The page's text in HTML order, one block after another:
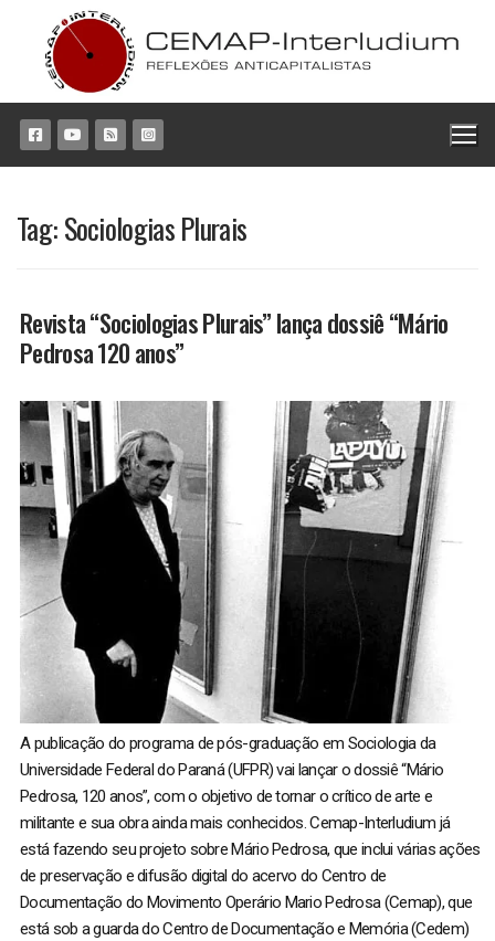
conteúdo
Tag:Sociologias Plurais
Revista “Sociologias Plurais” lança dossiê “Mário
Pedrosa 120 anos”
A publicação do programa de pós-graduação em Sociologia da
Universidade Federal do Paraná (UFPR) vai lançar o dossiê “Mário
Pedrosa, 120 anos”, com o objetivo de tornar o crítico de arte e
militante e sua obra ainda mais conhecidos. Cemap-Interludium já
está fazendo seu projeto sobre Mário Pedrosa, que inclui várias ações
de preservação e difusão digital do acervo do Centro de
Documentação do Movimento Operário Mario Pedrosa (Cemap), que
está sob a guarda do Centro de Documentação e Memória (Cedem)